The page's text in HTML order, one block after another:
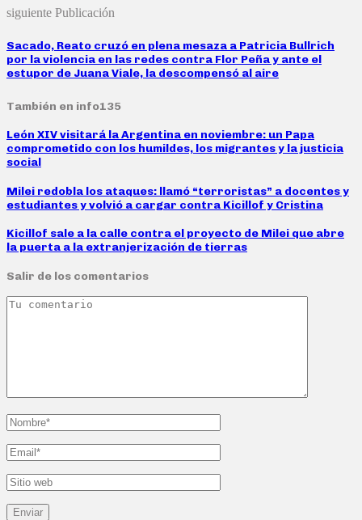
siguiente Publicación
Sacado, Reato cruzó en plena mesaza a Patricia Bullrich
por la violencia en las redes contra Flor Peña y ante el
estupor de Juana Viale, la descompensó al aire
También en info135
León XIV visitará la Argentina en noviembre: un Papa
comprometido con los humildes, los migrantes y la justicia
social
Milei redobla los ataques: llamó “terroristas” a docentes y
estudiantes y volvió a cargar contra Kicillof y Cristina
Kicillof sale a la calle contra el proyecto de Milei que abre
la puerta a la extranjerización de tierras
Salir de los comentarios